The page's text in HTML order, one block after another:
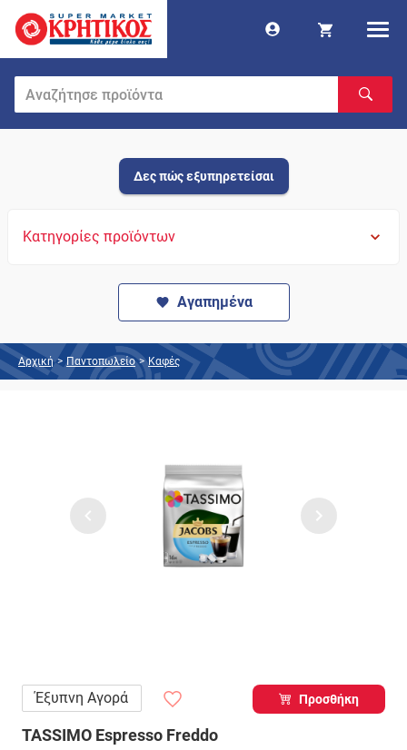
Δες πώς εξυπηρετείσαι
Κατηγορίες προϊόντων
Αγαπημένα
Αρχική > Παντοπωλείο > Καφές
Έξυπνη Αγορά Προσθήκη
TASSIMO Espresso Freddo